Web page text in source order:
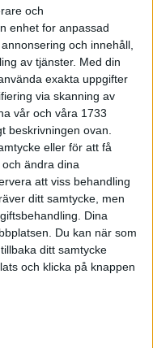
och
enhet for anpassad
och innehåll,
av tjänster. Med din
exakta uppgifter
via skanning av
vår och våra 1733
beskrivningen ovan.
eller för att få
ändra dina
att viss behandling
ditt samtycke, men
Dina
Du kan när som
ditt samtycke
och klicka på knappen
bara 20km kvar"
Du har ju kul”
har haft på
att jag hade bra
när jag gick i trappor
lätt trött under
varva ner när jag väl
Jag somnar direkt
som en hundvalp
vilja det. Jag mår
Dessutom är jag